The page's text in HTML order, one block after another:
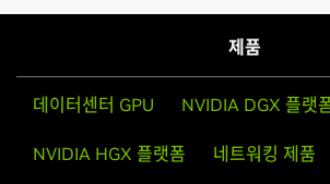
제품
데이터센터 GPU NVIDIA DGX 플랫
NVIDIA HGX 플랫폼 네트워킹 제품